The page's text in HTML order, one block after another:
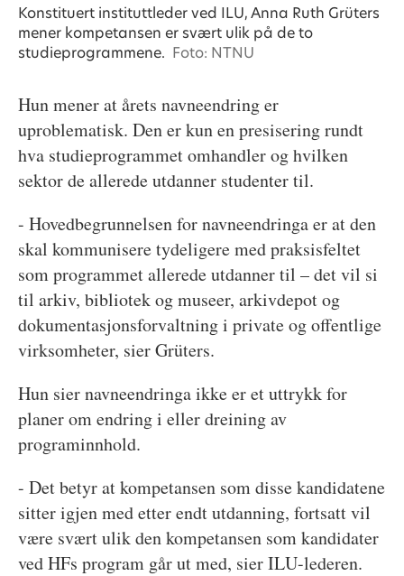
Konstituert instituttleder ved ILU, Anna Ruth Grüters
mener kompetansen er svært ulik på de to
studieprogrammene. Foto: NTNU
Hun mener at årets navneendring er
uproblematisk. Den er kun en presisering rundt
hva studieprogrammet omhandler og hvilken
sektor de allerede utdanner studenter til.
- Hovedbegrunnelsen for navneendringa er at den
skal kommunisere tydeligere med praksisfeltet
som programmet allerede utdanner til – det vil si
til arkiv, bibliotek og museer, arkivdepot og
dokumentasjonsforvaltning i private og offentlige
virksomheter, sier Grüters.
Hun sier navneendringa ikke er et uttrykk for
planer om endring i eller dreining av
programinnhold.
- Det betyr at kompetansen som disse kandidatene
sitter igjen med etter endt utdanning, fortsatt vil
være svært ulik den kompetansen som kandidater
ved HFs program går ut med, sier ILU-lederen.